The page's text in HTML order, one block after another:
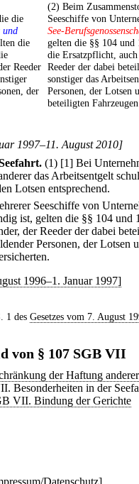
die
und
die
Reeder
der
(2) Beim
Seeschiffe von
See-
gelten die §§ 104 und
die Ersatzpflicht,
Reeder der dabei
sonstiger das
Personen, der Lotsen
beteiligten
1997–11. August 2010]
(1) [1] Bei
das Arbeitsentgelt
Lotsen entsprechend.
Seeschiffe von
ist, gelten die §§ 104 und
der Reeder der dabei
Personen, der Lotsen
1996–1. Januar 1997]
1 des Gesetzes vom 7. August
von § 107 SGB VII
der Haftung anderer
Besonderheiten in der
VII. Bindung der Gerichte
Datenschutz]